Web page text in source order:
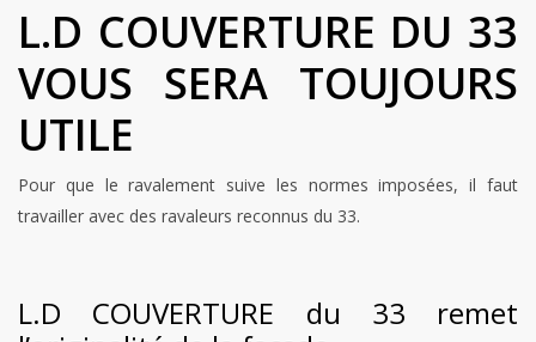
L.D COUVERTURE DU 33
VOUS SERA TOUJOURS
UTILE
Pour que le ravalement suive les normes imposées, il faut
travailler avec des ravaleurs reconnus du 33.
L.D COUVERTURE du 33 remet